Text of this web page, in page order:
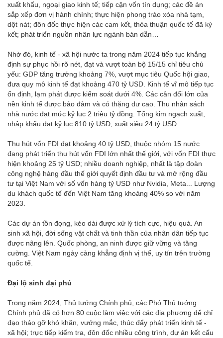
xuất khẩu, ngoại giao kinh tế; tiếp cận vốn tín dụng; các đề án
sắp xếp đơn vị hành chính; thực hiện phong trào xóa nhà tạm,
dột nát; đôn đốc thực hiện các cam kết, thỏa thuận quốc tế đã ký
kết; phát triển nguồn nhân lực ngành bán dẫn…
Nhờ đó, kinh tế - xã hội nước ta trong năm 2024 tiếp tục khẳng
định sự phục hồi rõ nét, đạt và vượt toàn bộ 15/15 chỉ tiêu chủ
yếu: GDP tăng trưởng khoảng 7%, vượt mục tiêu Quốc hội giao,
đưa quy mô kinh tế đạt khoảng 470 tỷ USD. Kinh tế vĩ mô tiếp tục
ổn định, lạm phát được kiểm soát dưới 4%. Các cân đối lớn của
nền kinh tế được bảo đảm và có thặng dư cao. Thu nhân sách
nhà nước đạt mức kỷ lục 2 triệu tỷ đồng. Tổng kim ngạch xuất,
nhập khẩu đạt kỷ lục 810 tỷ USD, xuất siêu 24 tỷ USD.
Thu hút vốn FDI đạt khoảng 40 tỷ USD, thuộc nhóm 15 nước
đang phát triển thu hút vốn FDI lớn nhất thế giới, với vốn FDI thực
hiện khoảng 25 tỷ USD; nhiều doanh nghiệp, nhất là tập đoàn
công nghệ hàng đầu thế giới quyết định đầu tư và mở rộng đầu
tư tại Việt Nam với số vốn hàng tỷ USD như Nvidia, Meta... Lượng
du khách quốc tế đến Việt Nam tăng khoảng 40% so với năm
2023.
Các dự án tồn đọng, kéo dài được xử lý tích cực, hiệu quả. An
sinh xã hội, đời sống vật chất và tinh thần của nhân dân tiếp tục
được nâng lên. Quốc phòng, an ninh được giữ vững và tăng
cường. Việt Nam ngày càng khẳng định vị thế, uy tín trên trường
quốc tế.
Đại lộ sinh đại phú
Trong năm 2024, Thủ tướng Chính phủ, các Phó Thủ tướng
Chính phủ đã có hơn 80 cuộc làm việc với các địa phương để chỉ
đạo tháo gỡ khó khăn, vướng mắc, thúc đẩy phát triển kinh tế -
xã hội; trực tiếp kiểm tra, đôn đốc nhiều công trình, dự án kết cấu